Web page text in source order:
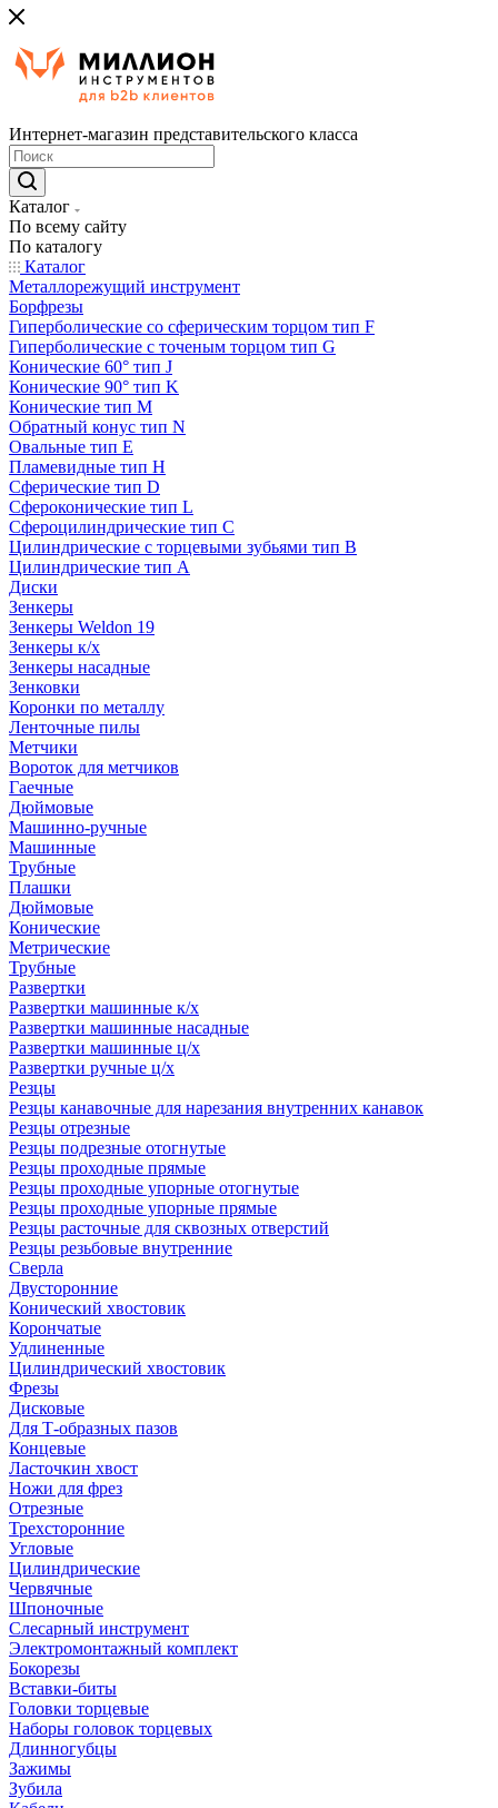
Интернет-магазин представительского класса
Каталог
По всему сайту
По каталогу
Каталог
Металлорежущий инструмент
Борфрезы
Гиперболические cо сферическим торцом тип F
Гиперболические с точеным торцом тип G
Конические 60° тип J
Конические 90° тип K
Конические тип M
Обратный конус тип N
Овальные тип E
Пламевидные тип H
Сферические тип D
Сфероконические тип L
Сфероцилиндрические тип C
Цилиндрические с торцевыми зубьями тип B
Цилиндрические тип А
Диски
Зенкеры
Зенкеры Weldon 19
Зенкеры к/х
Зенкеры насадные
Зенковки
Коронки по металлу
Ленточные пилы
Метчики
Вороток для метчиков
Гаечные
Дюймовые
Машинно-ручные
Машинные
Трубные
Плашки
Дюймовые
Конические
Метрические
Трубные
Развертки
Развертки машинные к/х
Развертки машинные насадные
Развертки машинные ц/х
Развертки ручные ц/х
Резцы
Резцы канавочные для нарезания внутренних канавок
Резцы отрезные
Резцы подрезные отогнутые
Резцы проходные прямые
Резцы проходные упорные отогнутые
Резцы проходные упорные прямые
Резцы расточные для сквозных отверстий
Резцы резьбовые внутренние
Сверла
Двусторонние
Конический хвостовик
Корончатые
Удлиненные
Цилиндрический хвостовик
Фрезы
Дисковые
Для Т-образных пазов
Концевые
Ласточкин хвост
Ножи для фрез
Отрезные
Трехсторонние
Угловые
Цилиндрические
Червячные
Шпоночные
Слесарный инструмент
Электромонтажный комплект
Бокорезы
Вставки-биты
Головки торцевые
Наборы головок торцевых
Длинногубцы
Зажимы
Зубила